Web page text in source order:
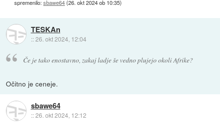
spremenilo:sbawe64(26. okt 2024 ob 10:35)
TESKAn
::26. okt 2024, 12:04
Če je tako enostavno, zakaj ladje še vedno plujejo okoli Afrike?
Očitno je ceneje.
sbawe64
::26. okt 2024, 12:12